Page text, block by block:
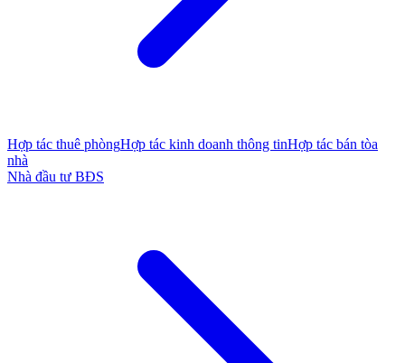
Hợp tác thuê phòngHợp tác kinh doanh thông tinHợp tác bán tòa
nhà
Nhà đầu tư BĐS